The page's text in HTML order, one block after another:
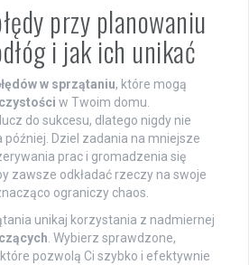
przy planowaniu
i jak ich unikać
w sprzątaniu, które mogą
czystości w Twoim domu.
do sukcesu, dlatego nigdy nie
później. Dziel zadania na mniejsze
prac i gromadzenia się
zawsze odkładać rzeczy na swoje
ograniczy chaos.
unikaj korzystania z nadmiernej
. Wybierz sprawdzone,
pozwolą Ci szybko i efektywnie